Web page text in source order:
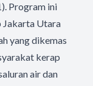
Program ini
Jakarta Utara
yang dikemas
kerap
air dan